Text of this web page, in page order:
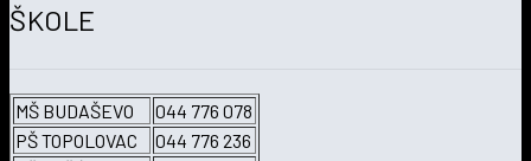
ŠKOLE
MŠ BUDAŠEVO
044 776 078
PŠ TOPOLOVAC
044 776 236